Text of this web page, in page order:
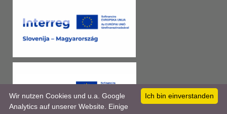
Ich bin einverstanden
Wir nutzen Cookies und u.a. Google
Analytics auf unserer Website. Einige